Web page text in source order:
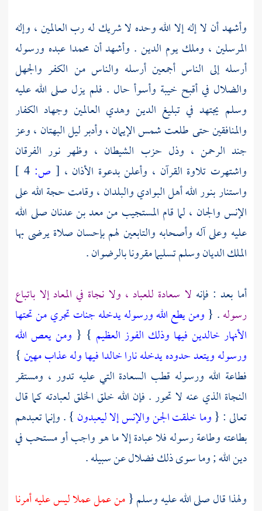
وأشهد أن لا إله إلا الله وحده لا شريك له رب العالمين ، وإله
المرسلين ، وملك يوم الدين . وأشهد أن محمدا عبده ورسوله
أرسله إلى الناس أجمعين أرسله والناس من الكفر والجهل
والضلال في أقبح خيبة وأسوأ حال . فلم يزل صلى الله عليه
وسلم يجتهد في تبليغ الدين وهدي العالمين وجهاد الكفار
والمنافقين حتى طلعت شمس الإيمان ، وأدبر ليل البهتان ، وعز
جند الرحمن ، وذل حزب الشيطان ، وظهر نور الفرقان
واشتهرت تلاوة القرآن ، وأعلن بدعوة الأذان ، [ ص:
واستنار بنور الله أهل البوادي والبلدان ، وقامت حجة الله على
الإنس والجان ، لما قام المستجيب منمعد بن عدنان صلى الله
عليه وعلى آله وأصحابه والتابعين لهم بإحسان صلاة يرضى بها
الملك الديان وسلم تسليما مقرونا بالرضوان .
أما بعد : فإنه لا سعادة للعباد ، ولا نجاة في المعاد إلا باتباع
رسوله. { ومن يطع الله ورسوله يدخله جنات تجري من تحتها
الأنهار خالدين فيها وذلك الفوز العظيم } { ومن يعص الله
ورسوله ويتعد حدوده يدخله نارا خالدا فيها وله عذاب مهين}
فطاعة الله ورسوله قطب السعادة التي عليه تدور ، ومستقر
النجاة الذي عنه لا تحور . فإن الله خلق الخلق لعبادته كما قال
تعالى : {وما خلقت الجن والإنس إلا ليعبدون } . وإنما تعبدهم
بطاعته وطاعة رسوله فلا عبادة إلا ما هو واجب أو مستحب في
دين الله ; وما سوى ذلك فضلال عن سبيله .
ولهذا قال صلى الله عليه وسلم {من عمل عملا ليس عليه أمرنا